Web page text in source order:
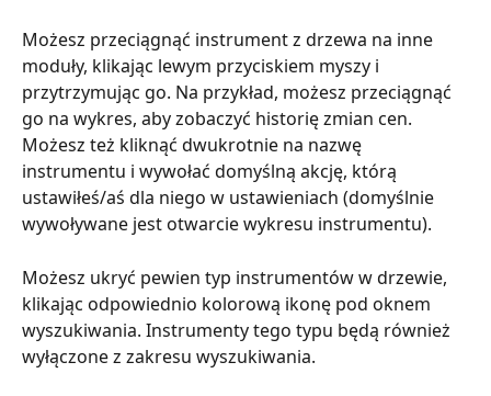
Możesz przeciągnąć instrument z drzewa na inne
moduły, klikając lewym przyciskiem myszy i
przytrzymując go. Na przykład, możesz przeciągnąć
go na wykres, aby zobaczyć historię zmian cen.
Możesz też kliknąć dwukrotnie na nazwę
instrumentu i wywołać domyślną akcję, którą
ustawiłeś/aś dla niego w ustawieniach (domyślnie
wywoływane jest otwarcie wykresu instrumentu).
Możesz ukryć pewien typ instrumentów w drzewie,
klikając odpowiednio kolorową ikonę pod oknem
wyszukiwania. Instrumenty tego typu będą również
wyłączone z zakresu wyszukiwania.